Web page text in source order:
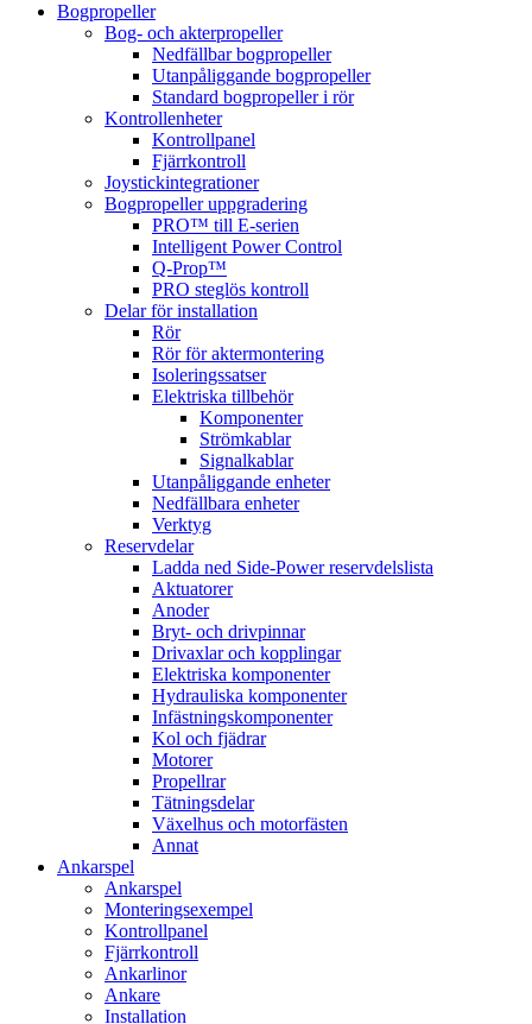
Bogpropeller
Bog- och akterpropeller
Nedfällbar bogpropeller
Utanpåliggande bogpropeller
Standard bogpropeller i rör
Kontrollenheter
Kontrollpanel
Fjärrkontroll
Joystickintegrationer
Bogpropeller uppgradering
PRO™ till E-serien
Intelligent Power Control
Q-Prop™
PRO steglös kontroll
Delar för installation
Rör
Rör för aktermontering
Isoleringssatser
Elektriska tillbehör
Komponenter
Strömkablar
Signalkablar
Utanpåliggande enheter
Nedfällbara enheter
Verktyg
Reservdelar
Ladda ned Side-Power reservdelslista
Aktuatorer
Anoder
Bryt- och drivpinnar
Drivaxlar och kopplingar
Elektriska komponenter
Hydrauliska komponenter
Infästningskomponenter
Kol och fjädrar
Motorer
Propellrar
Tätningsdelar
Växelhus och motorfästen
Annat
Ankarspel
Ankarspel
Monteringsexempel
Kontrollpanel
Fjärrkontroll
Ankarlinor
Ankare
Installation